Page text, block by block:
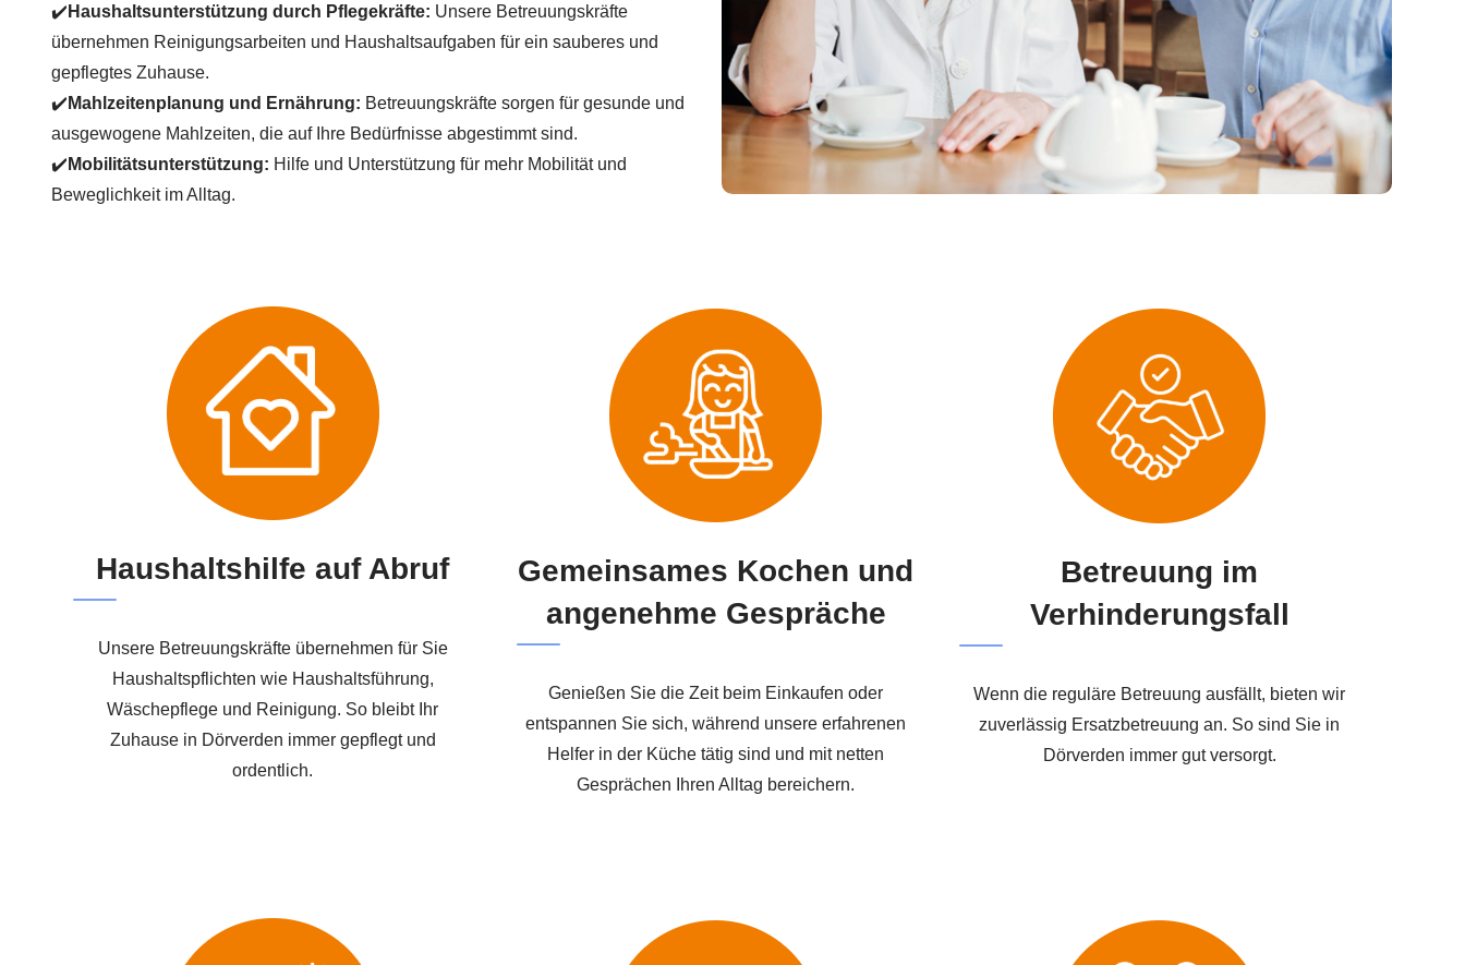
✔️ Haushaltsunterstützung durch Pflegekräfte: Unsere Betreuungskräfte
übernehmen Reinigungsarbeiten und Haushaltsaufgaben für ein sauberes und
gepflegtes Zuhause.
✔️ Mahlzeitenplanung und Ernährung: Betreuungskräfte sorgen für gesunde und
ausgewogene Mahlzeiten, die auf Ihre Bedürfnisse abgestimmt sind.
✔️ Mobilitätsunterstützung: Hilfe und Unterstützung für mehr Mobilität und
Beweglichkeit im Alltag.
Haushaltshilfe auf Abruf
Unsere Betreuungskräfte übernehmen für Sie
Haushaltspflichten wie Haushaltsführung,
Wäschepflege und Reinigung. So bleibt Ihr
Zuhause in Dörverden immer gepflegt und
ordentlich.
Gemeinsames Kochen und
angenehme Gespräche
Genießen Sie die Zeit beim Einkaufen oder
entspannen Sie sich, während unsere erfahrenen
Helfer in der Küche tätig sind und mit netten
Gesprächen Ihren Alltag bereichern.
Betreuung im
Verhinderungsfall
Wenn die reguläre Betreuung ausfällt, bieten wir
zuverlässig Ersatzbetreuung an. So sind Sie in
Dörverden immer gut versorgt.